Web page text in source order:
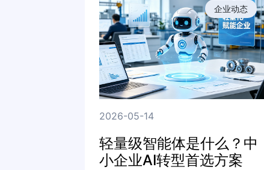
2026-05-14
企业动态
轻量级智能体是什么？中
小企业AI转型首选方案